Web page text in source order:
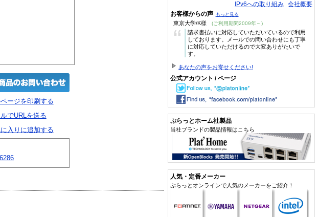
ージを印刷する
でURLを送る
入りに追加する
IPv6への取り組み 会社概要
お客様からの声 もっと見る
東京大学/K様 (ご利用期間2009年～)
“
請求書払いに対応していただいているので利用
しております。メールでの問い合わせにも丁寧
に対応していただけるので大変ありがたいで
す。
あなたの声をお寄せください!
公式アカウント / ページ
ぷらっとホーム社製品
当社ブランドの製品情報はこちら
人気・定番メーカー
ぷらっとオンラインで人気のメーカーをご紹介！